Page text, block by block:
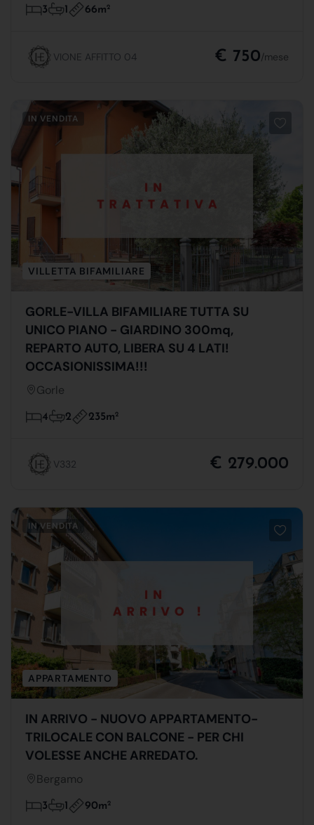
3 1 66m2
VIONE AFFITTO 04 € 750/mese
IN VENDITA
VILLETTA BIFAMILIARE
GORLE-VILLA BIFAMILIARE TUTTA SU
UNICO PIANO - GIARDINO 300mq,
REPARTO AUTO, LIBERA SU 4 LATI!
OCCASIONISSIMA!!!
Gorle
4 2 235m2
V332 € 279.000
IN VENDITA
APPARTAMENTO
IN ARRIVO - NUOVO APPARTAMENTO-
TRILOCALE CON BALCONE - PER CHI
VOLESSE ANCHE ARREDATO.
Bergamo
3 1 90m2